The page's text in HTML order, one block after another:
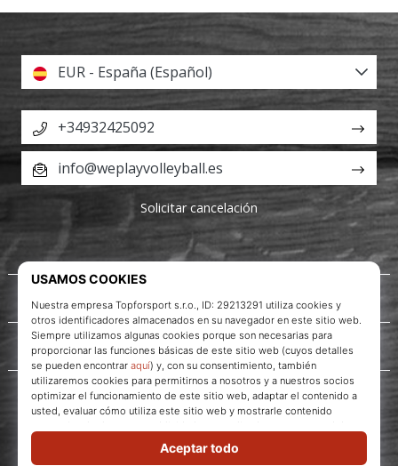
Acerca de nosotros
Servicio al cliente
EUR - España (Español)
+34932425092
info@weplayvolleyball.es
Solicitar cancelación